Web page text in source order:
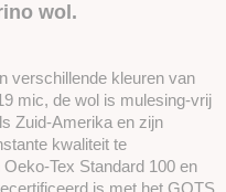
wol.
verschillende kleuren van
mic, de wol is mulesing-vrij
Zuid-Amerika en zijn
kwaliteit te
Tex Standard 100 en
is met het GOTS